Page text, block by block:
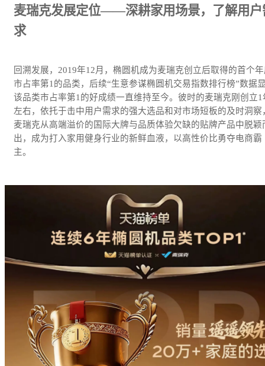
麦瑞克发展定位——深耕家用场景，了解用户
求
回溯发展，2019年12月，椭圆机成为麦瑞克创立后取得的首个
市占率第1的品类，后续“生意参谋椭圆机交易指数排行榜”数据
该品类市占率第1的好成绩一直维持至今。彼时的麦瑞克刚创立1
左右，依托于击中用户需求的强大选品和对市场短板的及时洞察
麦瑞克从高端溢价的国际大牌与品质体验欠缺的贴牌产品中脱颖
出，成为打入家用健身行业的新鲜血液，以高性价比勇夺电商霸
主。